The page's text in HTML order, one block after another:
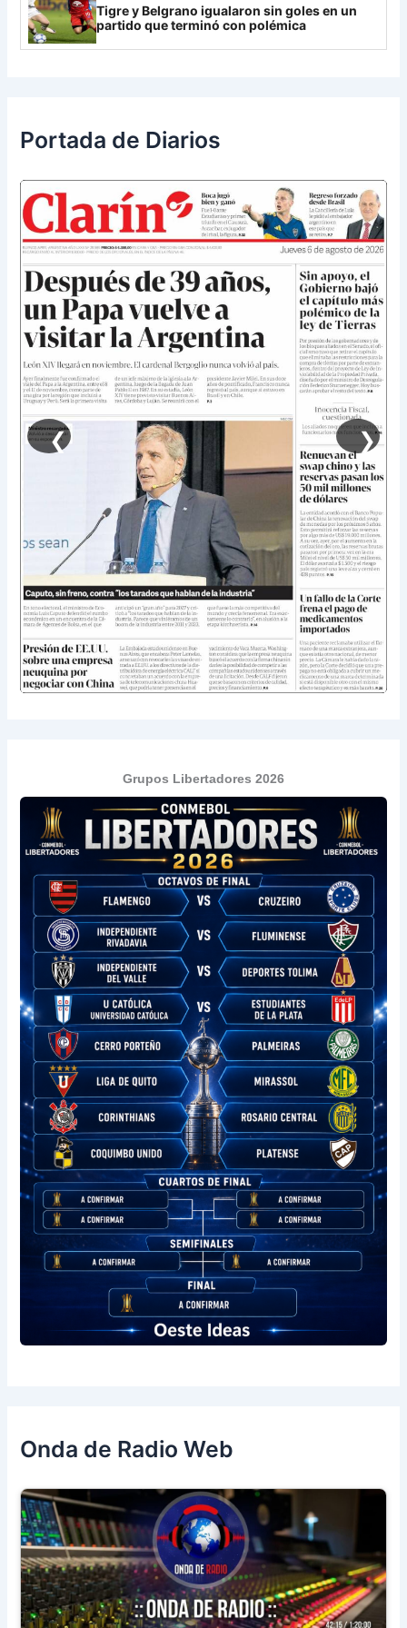
Tigre y Belgrano igualaron sin goles en un
partido que terminó con polémica
Portada de Diarios
❮ ❯
Grupos Libertadores 2026
Onda de Radio Web